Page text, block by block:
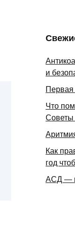
и
Что
Советы
Как
год
АСД —